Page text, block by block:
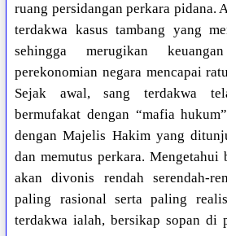
ruang persidangan perkara pidana.
terdakwa kasus tambang yang
sehingga merugikan
perekonomian negara mencapai
Sejak awal, sang terdakwa
bermufakat dengan “mafia
dengan Majelis Hakim yang
dan memutus perkara. Mengetahui
akan divonis rendah serendah-
paling rasional serta paling
terdakwa ialah, bersikap sopan di